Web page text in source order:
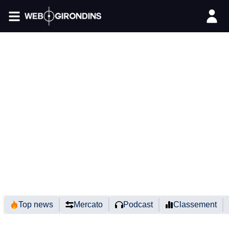
Top news Mercato Podcast Classement